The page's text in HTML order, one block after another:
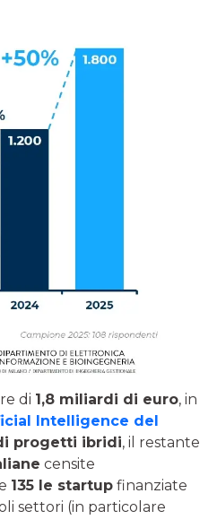
di 1,8 miliardi di euro, in
Intelligence del
progetti ibridi, il restante
censite
135 le startup finanziate
settori (in particolare